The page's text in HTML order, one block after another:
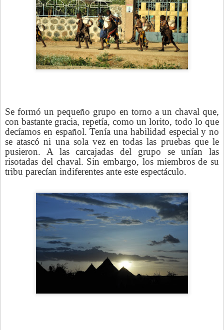
Se formó un pequeño grupo en torno a un chaval que,
con bastante gracia, repetía, como un lorito, todo lo que
decíamos en español. Tenía una habilidad especial y no
se atascó ni una sola vez en todas las pruebas que le
pusieron. A las carcajadas del grupo se unían las
risotadas del chaval. Sin embargo, los miembros de su
tribu parecían indiferentes ante este espectáculo.